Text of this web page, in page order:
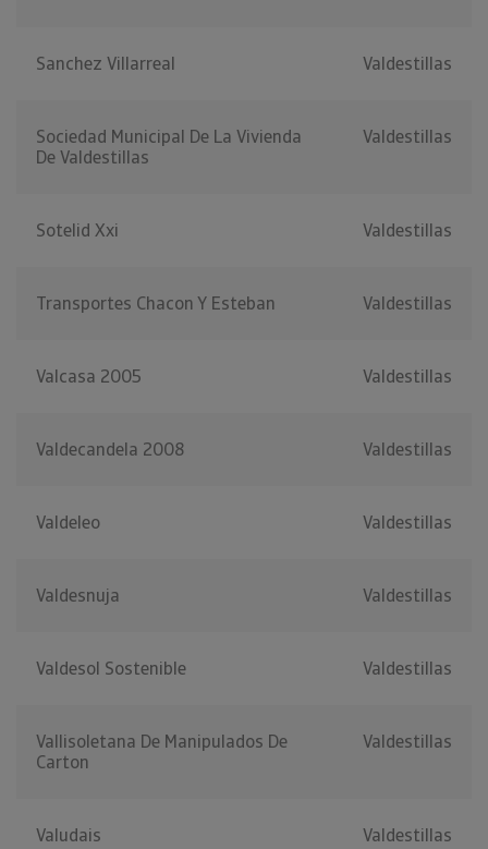
Sanchez Villarreal Valdestillas
Sociedad Municipal De La Vivienda
De Valdestillas
Valdestillas
Sotelid Xxi Valdestillas
Transportes Chacon Y Esteban Valdestillas
Valcasa 2005 Valdestillas
Valdecandela 2008 Valdestillas
Valdeleo Valdestillas
Valdesnuja Valdestillas
Valdesol Sostenible Valdestillas
Vallisoletana De Manipulados De
Carton
Valdestillas
Valudais Valdestillas